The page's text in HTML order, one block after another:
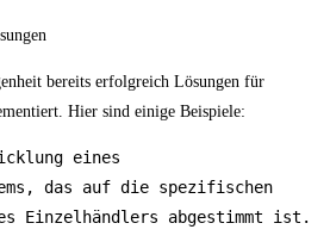
bereits erfolgreich Lösungen für
Hier sind einige Beispiele:
eines
das auf die spezifischen
Einzelhändlers abgestimmt ist.